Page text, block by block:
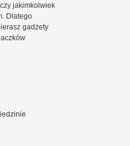
jakimkolwiek
Dlatego
gadżety